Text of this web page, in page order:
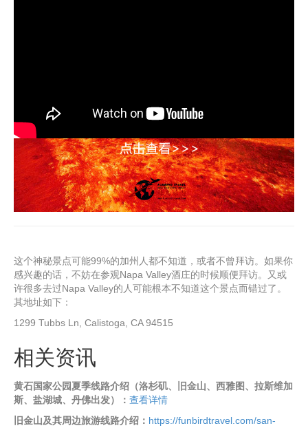
这个神秘景点可能99%的加州人都不知道，或者不曾拜访。如果你
感兴趣的话，不妨在参观Napa Valley酒庄的时候顺便拜访。又或
许很多去过Napa Valley的人可能根本不知道这个景点而错过了。
其地址如下：
1299 Tubbs Ln, Calistoga, CA 94515
相关资讯
黄石国家公园夏季线路介绍（洛杉矶、旧金山、西雅图、拉斯维加
斯、盐湖城、丹佛出发）： 查看详情
旧金山及其周边旅游线路介绍： https://funbirdtravel.com/san-